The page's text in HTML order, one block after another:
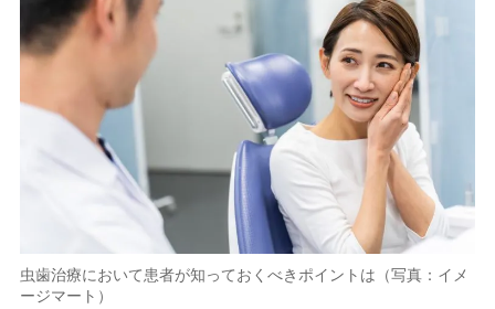
虫歯治療において患者が知っておくべきポイントは（写真：イメ
ージマート）